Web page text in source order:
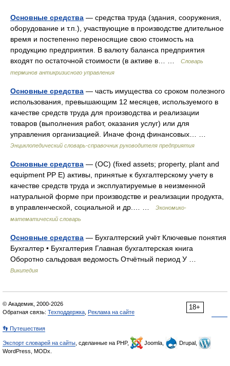
Основные средства — средства труда (здания, сооружения,
оборудование и т.п.), участвующие в производстве длительное
время и постепенно переносящие свою стоимость на
продукцию предприятия. В валюту баланса предприятия
входят по остаточной стоимости (в активе в… …
Словарь
терминов антикризисного управления
Основные средства — часть имущества со сроком полезного
использования, превышающим 12 месяцев, используемого в
качестве средств труда для производства и реализации
товаров (выполнения работ, оказания услуг) или для
управления организацией. Иначе фонд финансовых… …
Энциклопедический словарь-справочник руководителя предприятия
Основные средства — (ОС) (fixed assets; property, plant and
equipment PP E) активы, принятые к бухгалтерскому учету в
качестве средств труда и эксплуатируемые в неизменной
натуральной форме при производстве и реализации продукта,
в управленческой, социальной и др.… …
Экономико-
математический словарь
Основные средства — Бухгалтерский учёт Ключевые понятия
Бухгалтер • Бухгалтерия Главная бухгалтерская книга
Оборотно сальдовая ведомость Отчётный период У …
Википедия
18+
© Академик, 2000-2026
Обратная связь: Техподдержка Реклама на сайте
👣 Путешествия
Экспорт словарей на сайты , сделанные на PHP, Joomla,
Drupal,
WordPress, MODx.